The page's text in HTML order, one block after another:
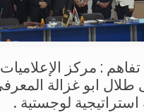
: مركز
طلال ابو غزالة
لوجستية .